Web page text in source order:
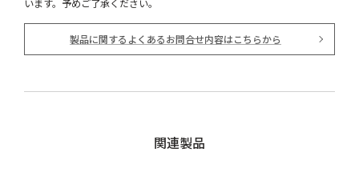
います。予めご了承ください。
製品に関するよくあるお問合せ内容はこちらから
関連製品